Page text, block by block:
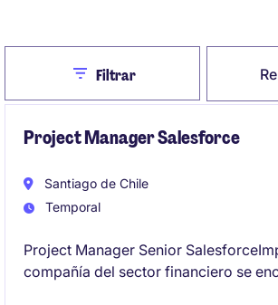
CloseFiltrar
Project Manager Salesforce
Santiago de Chile
Temporal
Project Manager Senior
compañía del sector financiero se